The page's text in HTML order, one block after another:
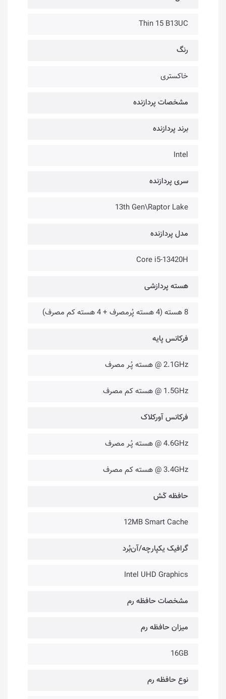
Thin 15 B13UC
رنگ
خاکستری
مشخصات پردازنده
برند پردازنده
Intel
سری پردازنده
13th Gen\Raptor Lake
مدل پردازنده
Core i5-13420H
هسته پردازشی
8 هسته (4 هسته پُرمصرف + 4 هسته کم مصرف)
فرکانس پایه
2.1GHz @ هسته پُـر مصرف
1.5GHz @ هسته کم مصرف
فرکانس آورکلاک
4.6GHz @ هسته پُـر مصرف
3.4GHz @ هسته کم مصرف
حافظه کَش
12MB Smart Cache
گرافیک یکپارچه/آن‌بُرد
Intel UHD Graphics
مشخصات حافظه رم
میزان حافظه رم
16GB
نوع حافظه رم